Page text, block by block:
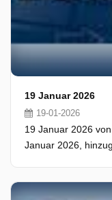
19 Januar 2026
19-01-2026
19 Januar 2026
Januar 2026,